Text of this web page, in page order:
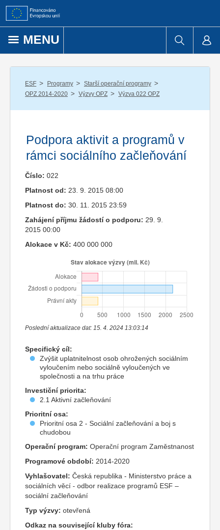
Přejít k obsahu
MENU
ESF / Programy / Starší operační programy /
OPZ 2014-2020 / Výzvy OPZ / Výzva 022 OPZ
Podpora aktivit a programů v
rámci sociálního začleňování
Číslo: 022
Platnost od: 23. 9. 2015 08:00
Platnost do: 30. 11. 2015 23:59
Zahájení příjmu žádostí o podporu: 29. 9.
2015 00:00
Alokace v Kč: 400 000 000
Poslední aktualizace dat: 15. 4. 2024 13:03:14
Specifický cíl:
Zvýšit uplatnitelnost osob ohrožených sociálním
vyloučením nebo sociálně vyloučených ve
společnosti a na trhu práce
Investiční priorita:
2.1 Aktivní začleňování
Prioritní osa:
Prioritní osa 2 - Sociální začleňování a boj s
chudobou
Operační program: Operační program Zaměstnanost
Programové období: 2014-2020
Vyhlašovatel: Česká republika - Ministerstvo práce a
sociálních věcí - odbor realizace programů ESF –
sociální začleňování
Typ výzvy: otevřená
Odkaz na související kluby fóra: